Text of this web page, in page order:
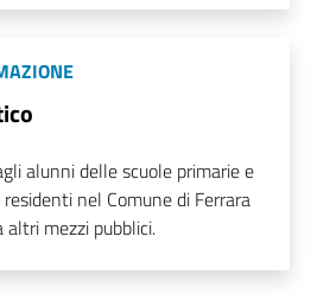
alunni delle scuole primarie e
nel Comune di Ferrara
mezzi pubblici.